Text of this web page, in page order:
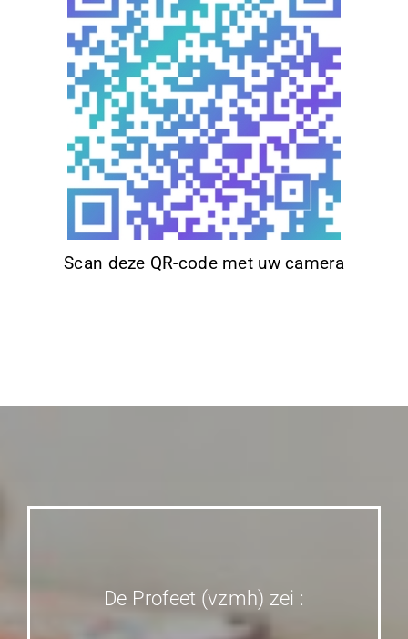
Scan deze QR-code met uw camera
De Profeet (vzmh) zei :